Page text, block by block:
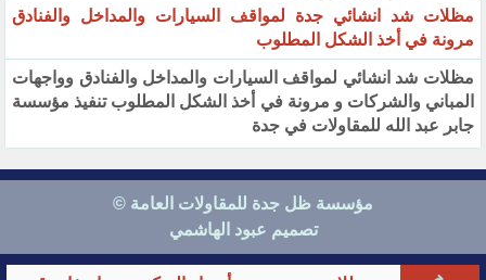
مظلات شد انشائي جدة لمواقف السيارات والمداخل والفنادق
مرونة في أخذ الشكل المطلوب
مظلات شد انشائي لمواقف السيارات والمداخل والفنادق وواجهات
المباني والشركات و مرونة في أخذ الشكل المطلوب تنفيذ مؤسسة
جابر عبد الله للمقاولات في جدة
مؤسسة ظل جدة للمقاولات العامة ©
تصميم عبود الهاشمي